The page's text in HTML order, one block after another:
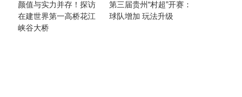
颜值与实力并存！探访
在建世界第一高桥花江
峡谷大桥
第三届贵州“村超”开赛：
球队增加 玩法升级